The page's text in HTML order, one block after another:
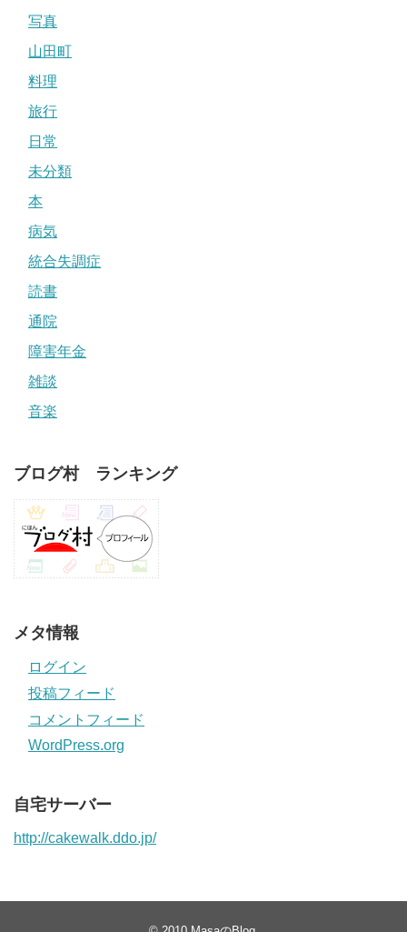
写真
山田町
料理
旅行
日常
未分類
本
病気
統合失調症
読書
通院
障害年金
雑談
音楽
ブログ村 ランキング
メタ情報
ログイン
投稿フィード
コメントフィード
WordPress.org
自宅サーバー
http://cakewalk.ddo.jp/